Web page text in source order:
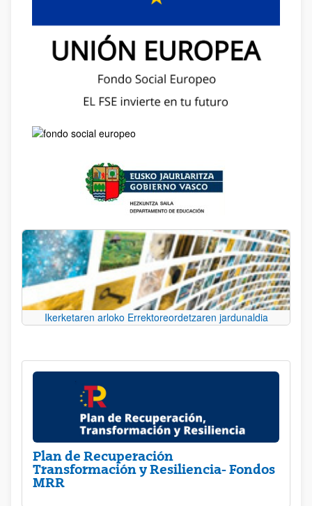
Ikerketaren arloko Errektoreordetzaren jardunaldia
Plan de Recuperación
Transformación y Resiliencia- Fondos
MRR